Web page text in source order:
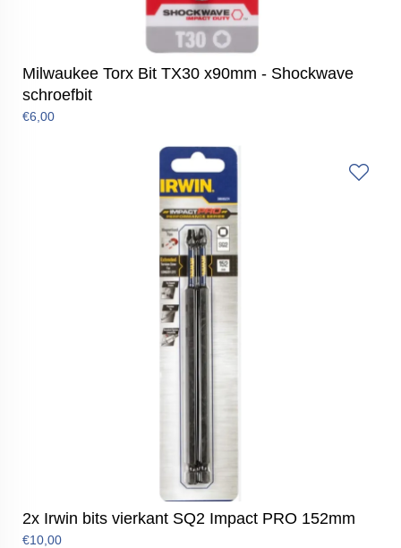
Milwaukee Torx Bit TX30 x90mm - Shockwave
schroefbit
€6,00
2x Irwin bits vierkant SQ2 Impact PRO 152mm
€10,00